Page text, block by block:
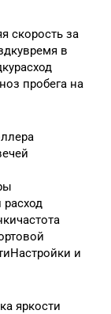
скорость за
в
пробега на
и
яркости